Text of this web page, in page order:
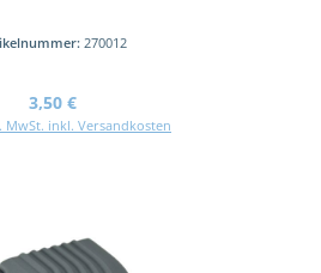
270012
Regulärer Preis:
3,50 €
MwSt. inkl. Versandkosten